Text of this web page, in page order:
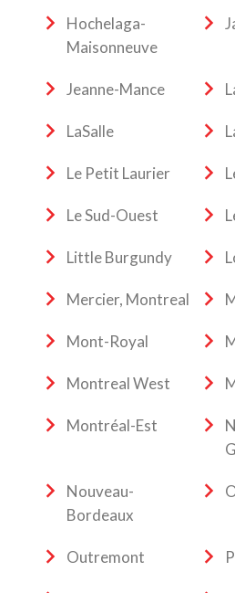
Hochelaga-
Maisonneuve
Jeanne-Mance
LaSalle
Le Petit Laurier
Le Sud-Ouest
Little Burgundy
Mercier, Montreal
Mont-Royal
Montreal West
Montréal-Est
Nouveau-
Bordeaux
Outremont